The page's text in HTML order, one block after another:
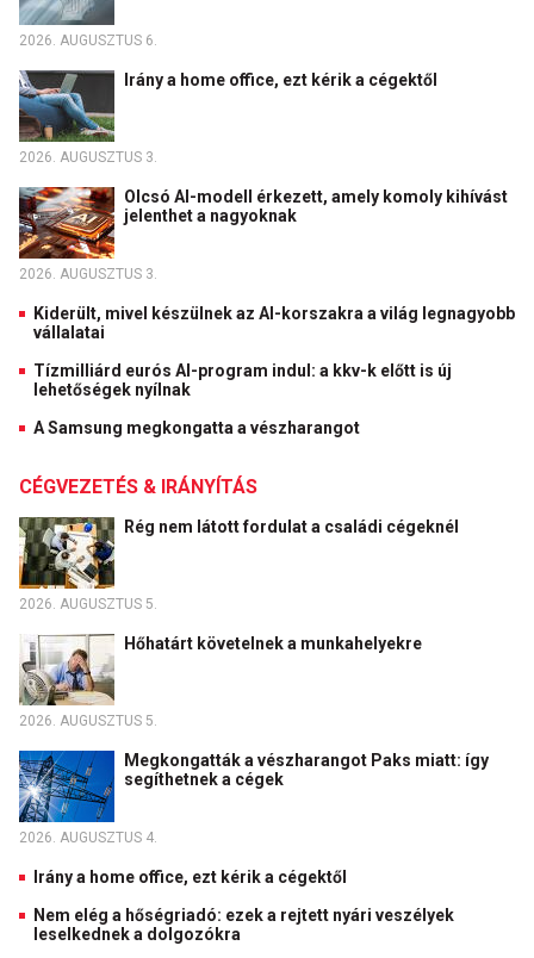
2026. AUGUSZTUS 6.
Irány a home office, ezt kérik a cégektől
2026. AUGUSZTUS 3.
Olcsó AI-modell érkezett, amely komoly kihívást
jelenthet a nagyoknak
2026. AUGUSZTUS 3.
Kiderült, mivel készülnek az AI-korszakra a világ legnagyobb
vállalatai
Tízmilliárd eurós AI-program indul: a kkv-k előtt is új
lehetőségek nyílnak
A Samsung megkongatta a vészharangot
CÉGVEZETÉS & IRÁNYÍTÁS
Rég nem látott fordulat a családi cégeknél
2026. AUGUSZTUS 5.
Hőhatárt követelnek a munkahelyekre
2026. AUGUSZTUS 5.
Megkongatták a vészharangot Paks miatt: így
segíthetnek a cégek
2026. AUGUSZTUS 4.
Irány a home office, ezt kérik a cégektől
Nem elég a hőségriadó: ezek a rejtett nyári veszélyek
leselkednek a dolgozókra